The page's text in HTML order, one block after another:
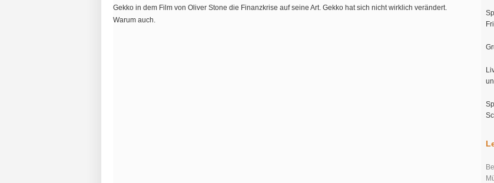
Gekko in dem Film von Oliver Stone die Finanzkrise auf seine Art. Gekko hat sich nicht wirklich verändert.
Warum auch.